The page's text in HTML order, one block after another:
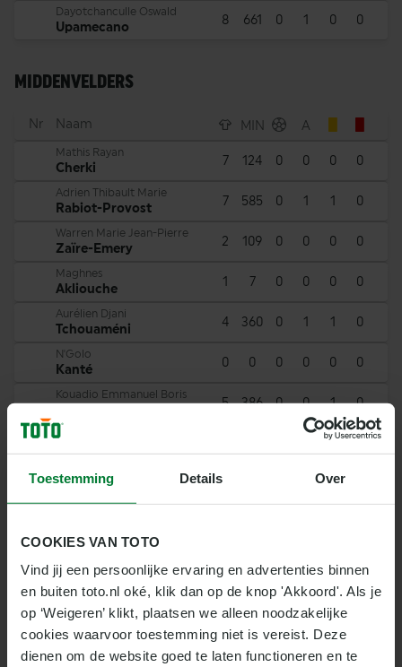
Toestemming Details Over
COOKIES VAN TOTO
Vind jij een persoonlijke ervaring en advertenties binnen
en buiten toto.nl oké, klik dan op de knop 'Akkoord'. Als je
op ‘Weigeren’ klikt, plaatsen we alleen noodzakelijke
cookies waarvoor toestemming niet is vereist. Deze
dienen om de website goed te laten functioneren en te
Dayotchanculle Oswald
Upamecano 8 661 0 1 0 0
MIDDENVELDERS
Nr Naam MIN A
Mathis Rayan
Cherki 7 124 0 0 0 0
Adrien Thibault Marie
Rabiot-Provost 7 585 0 1 1 0
Warren Marie Jean-Pierre
Zaïre-Emery 2 109 0 0 0 0
Maghnes
Akliouche 1 7 0 0 0 0
Aurélien Djani
Tchouaméni 4 360 0 1 1 0
N'Golo
Kanté 0 0 0 0 0 0
Kouadio Emmanuel Boris
5 386 0 0 1 0
Michael Akpovie
1 0
AANVALLERS
Nr Naam
Kylian
Mbappé Lottin 698 10 4 1 0
Marcus Lilian
Thuram-Ulien 0
Bradley Jean-Manuel